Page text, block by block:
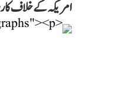
امریکہ کے خلاف